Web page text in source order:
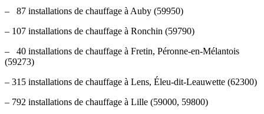
– 87 installations de chauffage à Auby (59950)
– 107 installations de chauffage à Ronchin (59790)
– 40 installations de chauffage à Fretin, Péronne-en-Mélantois
(59273)
– 315 installations de chauffage à Lens, Éleu-dit-Leauwette (62300)
– 792 installations de chauffage à Lille (59000, 59800)